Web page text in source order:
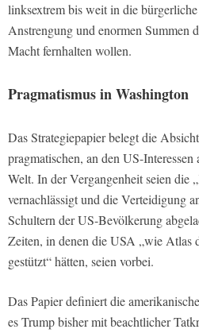
linksextrem bis weit in die
Anstrengung und enormen Summen
Macht fernhalten wollen.
Pragmatismus in Washington
Das Strategiepapier belegt die
pragmatischen, an den US-
Welt. In der Vergangenheit seien die
vernachlässigt und die Verteidigung
Schultern der US-Bevölkerung
Zeiten, in denen die USA „wie Atlas
gestützt“ hätten, seien vorbei.
Das Papier definiert die
es Trump bisher mit beachtlicher